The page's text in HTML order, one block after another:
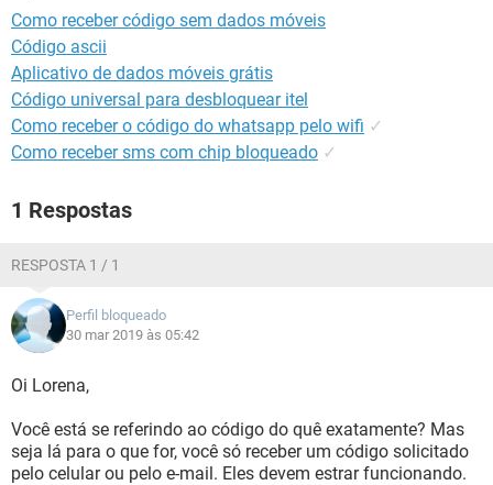
Como receber código sem dados móveis
Código ascii
Aplicativo de dados móveis grátis
Código universal para desbloquear itel
Como receber o código do whatsapp pelo wifi ✓
Como receber sms com chip bloqueado ✓
1 Respostas
RESPOSTA 1 / 1
Perfil bloqueado
30 mar 2019 às 05:42
Oi Lorena,
Você está se referindo ao código do quê exatamente? Mas
seja lá para o que for, você só receber um código solicitado
pelo celular ou pelo e-mail. Eles devem estrar funcionando.